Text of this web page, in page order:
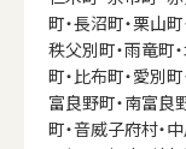
町・長沼町・栗山
秩父別町・雨竜町
町・比布町・愛別
富良野町・南富良
町・音威子府村・